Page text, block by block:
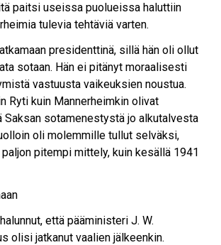
paitsi useissa puolueissa haluttiin
tulevia tehtäviä varten.
presidenttinä, sillä hän oli ollut
sotaan. Hän ei pitänyt moraalisesti
vastuusta vaikeuksien noustua.
Ryti kuin Mannerheimkin olivat
Saksan sotamenestystä jo alkutalvesta
oli molemmille tullut selväksi,
pitempi mittely, kuin kesällä 1941
että pääministeri J. W.
olisi jatkanut vaalien jälkeenkin.